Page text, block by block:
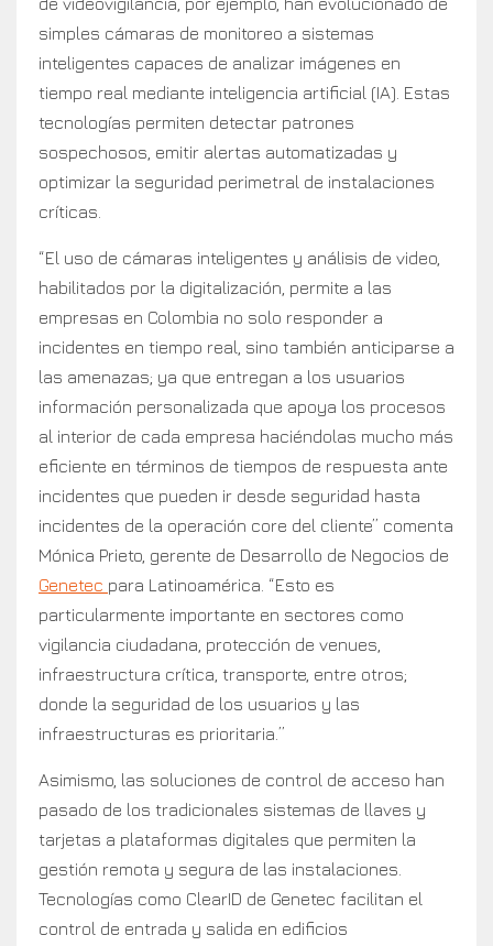
simples cámaras de monitoreo a sistemas
inteligentes capaces de analizar imágenes en
tiempo real mediante inteligencia artificial (IA). Estas
tecnologías permiten detectar patrones
sospechosos, emitir alertas automatizadas y
optimizar la seguridad perimetral de instalaciones
críticas.
“El uso de cámaras inteligentes y análisis de video,
habilitados por la digitalización, permite a las
empresas en Colombia no solo responder a
incidentes en tiempo real, sino también anticiparse a
las amenazas; ya que entregan a los usuarios
información personalizada que apoya los procesos
al interior de cada empresa haciéndolas mucho más
eficiente en términos de tiempos de respuesta ante
incidentes que pueden ir desde seguridad hasta
incidentes de la operación core del cliente” comenta
Mónica Prieto, gerente de Desarrollo de Negocios de
Genetec para Latinoamérica. “Esto es
particularmente importante en sectores como
vigilancia ciudadana, protección de venues,
infraestructura crítica, transporte, entre otros;
donde la seguridad de los usuarios y las
infraestructuras es prioritaria.”
Asimismo, las soluciones de control de acceso han
pasado de los tradicionales sistemas de llaves y
tarjetas a plataformas digitales que permiten la
gestión remota y segura de las instalaciones.
Tecnologías como ClearID de Genetec facilitan el
control de entrada y salida en edificios